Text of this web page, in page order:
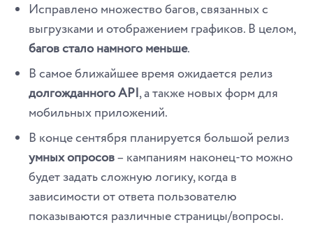
Исправлено множество багов, связанных с
выгрузками и отображением графиков. В целом,
багов стало намного меньше.
В самое ближайшее время ожидается релиз
долгожданного API, а также новых форм для
мобильных приложений.
В конце сентября планируется большой релиз
умных опросов– кампаниям наконец-то можно
будет задать сложную логику, когда в
зависимости от ответа пользователю
показываются различные страницы/вопросы.